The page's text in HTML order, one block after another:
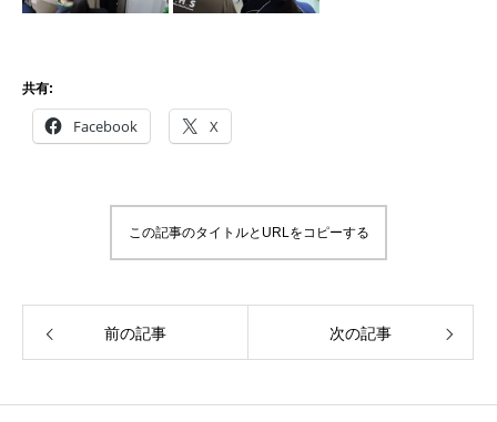
共有:
Facebook X
この記事のタイトルとURLをコピーする
前の記事 次の記事